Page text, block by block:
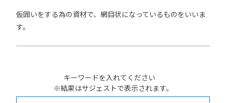
仮囲いをする為の資材で、網目状になっているものをいいま
す。
キーワードを入れてください
※結果はサジェストで表示されます。